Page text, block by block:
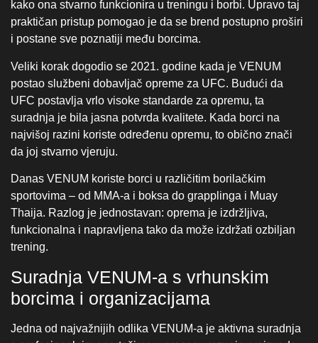
Danas VENUM koriste borci u različitim borilačkim
sportovima – od MMA-a i boksa do grapplinga i Muay
Thaija. Razlog je jednostavan: oprema je izdržljiva,
funkcionalna i napravljena tako da može izdržati ozbiljan
trening.
Suradnja VENUM-a s vrhunskim
borcima i organizacijama
Jedna od najvažnijih odlika VENUM‑a je aktivna suradnja
s profesionalnim sportašima u procesu razvoja proizvoda.
Vrhunska imena poput Josea Alda, Codyja Garbrandta,
Lyoto Machide ili Vasyl Lomachenka nisu samo
ambasadori – oni su praktični suradnici koji testiraju
informacije koje se izravno koriste za poboljšanja. To znači
da svaki model daje rješenja za stvarne probleme s kojima